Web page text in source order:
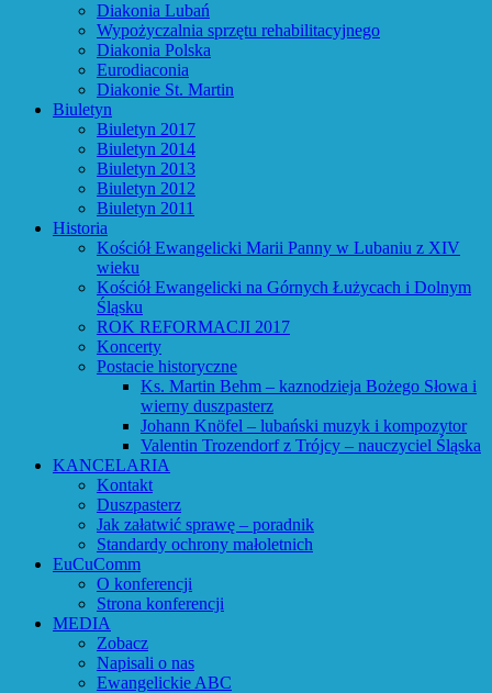
Diakonia Lubań
Wypożyczalnia sprzętu rehabilitacyjnego
Diakonia Polska
Eurodiaconia
Diakonie St. Martin
Biuletyn
Biuletyn 2017
Biuletyn 2014
Biuletyn 2013
Biuletyn 2012
Biuletyn 2011
Historia
Kościół Ewangelicki Marii Panny w Lubaniu z XIV
wieku
Kościół Ewangelicki na Górnych Łużycach i Dolnym
Śląsku
ROK REFORMACJI 2017
Koncerty
Postacie historyczne
Ks. Martin Behm – kaznodzieja Bożego Słowa i
wierny duszpasterz
Johann Knöfel – lubański muzyk i kompozytor
Valentin Trozendorf z Trójcy – nauczyciel Śląska
KANCELARIA
Kontakt
Duszpasterz
Jak załatwić sprawę – poradnik
Standardy ochrony małoletnich
EuCuComm
O konferencji
Strona konferencji
MEDIA
Zobacz
Napisali o nas
Ewangelickie ABC